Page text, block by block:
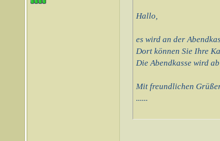
Hallo,
es wird an der
Dort können Sie Ihre
Die Abendkasse wird
Mit freundlichen
......